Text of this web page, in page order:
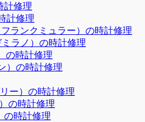
計修理
計修理
ランクミュラー）の時計修理
ラノ）の時計修理
の時計修理
）の時計修理
ー）の時計修理
の時計修理
の時計修理